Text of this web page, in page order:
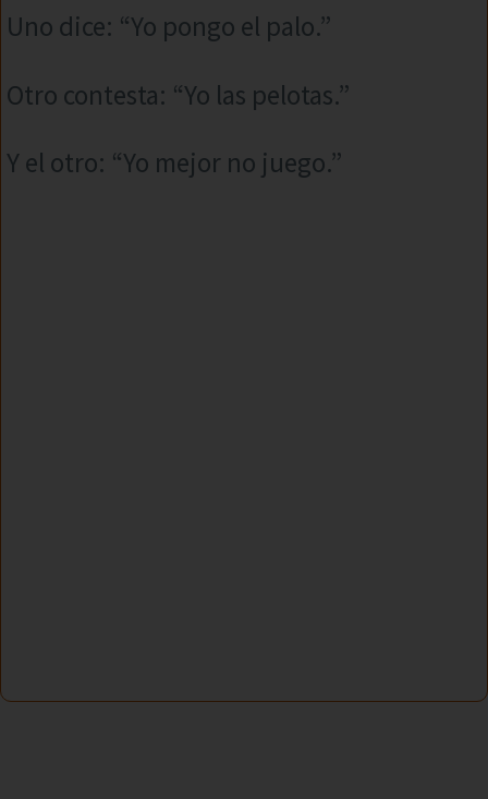
Uno dice: “Yo pongo el palo.”
Otro contesta: “Yo las pelotas.”
Y el otro: “Yo mejor no juego.”